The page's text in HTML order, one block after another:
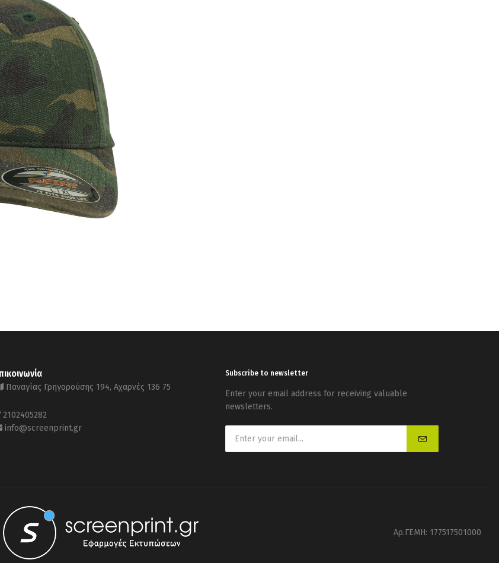
Παναγίας Γρηγορούσης 194, Αχαρνές 136 75
2102405282
info@screenprint.gr
Subscribe to newsletter
Enter your email address for receiving valuable
newsletters.
Αρ.ΓΕΜΗ: 177517501000